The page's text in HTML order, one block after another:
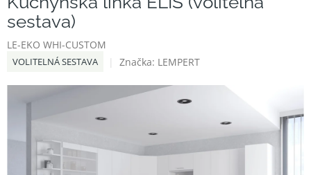
sestava)
LE-EKO WHI-CUSTOM
VOLITELNÁ SESTAVA Značka: LEMPERT